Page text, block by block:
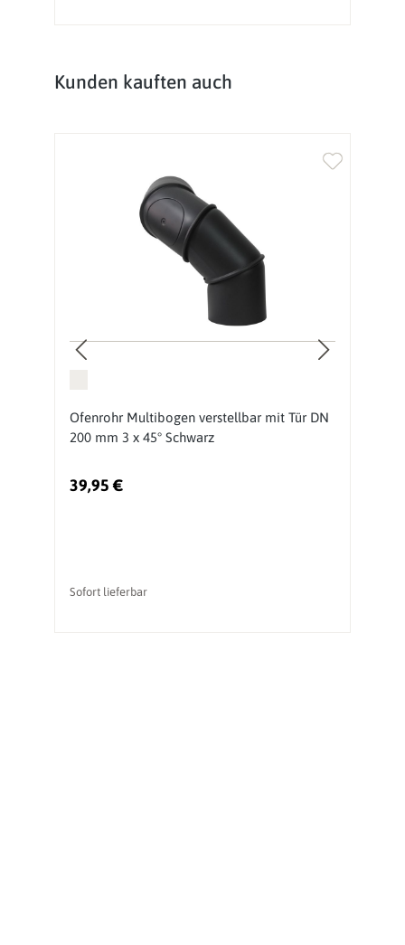
Produktgalerie überspringen
Kunden kauften auch
Ofenrohr Multibogen verstellbar mit Tür DN
200 mm 3 x 45° Schwarz
39,95 €
Sofort lieferbar